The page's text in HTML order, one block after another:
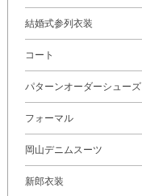
結婚式参列衣装
コート
パターンオーダーシューズ
フォーマル
岡山デニムスーツ
新郎衣装